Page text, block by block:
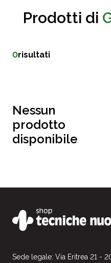
Prodotti di
0risultati
Nessun
prodotto
disponibile
Sede legale: Via Eritrea 21 -